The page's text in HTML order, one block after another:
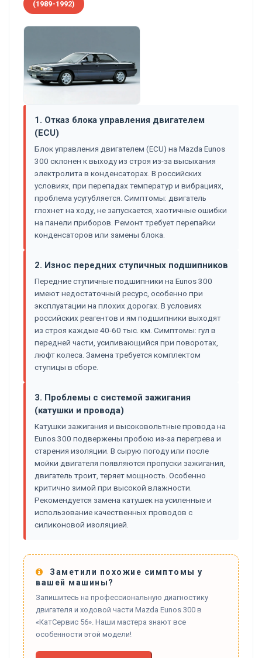
(1989-1992)
1. Отказ блока управления двигателем
(ECU)
Блок управления двигателем (ECU) на Mazda Eunos
300 склонен к выходу из строя из-за высыхания
электролита в конденсаторах. В российских
условиях, при перепадах температур и вибрациях,
проблема усугубляется. Симптомы: двигатель
глохнет на ходу, не запускается, хаотичные ошибки
на панели приборов. Ремонт требует перепайки
конденсаторов или замены блока.
2. Износ передних ступичных подшипников
Передние ступичные подшипники на Eunos 300
имеют недостаточный ресурс, особенно при
эксплуатации на плохих дорогах. В условиях
российских реагентов и ям подшипники выходят
из строя каждые 40-60 тыс. км. Симптомы: гул в
передней части, усиливающийся при поворотах,
люфт колеса. Замена требуется комплектом
ступицы в сборе.
3. Проблемы с системой зажигания
(катушки и провода)
Катушки зажигания и высоковольтные провода на
Eunos 300 подвержены пробою из-за перегрева и
старения изоляции. В сырую погоду или после
мойки двигателя появляются пропуски зажигания,
двигатель троит, теряет мощность. Особенно
критично зимой при высокой влажности.
Рекомендуется замена катушек на усиленные и
использование качественных проводов с
силиконовой изоляцией.
Заметили похожие симптомы у
вашей машины?
Запишитесь на профессиональную диагностику
двигателя и ходовой части Mazda Eunos 300 в
«КатСервис 56». Наши мастера знают все
особенности этой модели!